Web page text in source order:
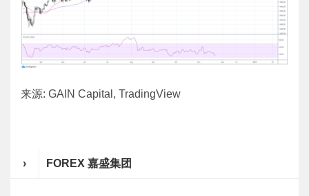
来源: GAIN Capital, TradingView
› FOREX 嘉盛集团